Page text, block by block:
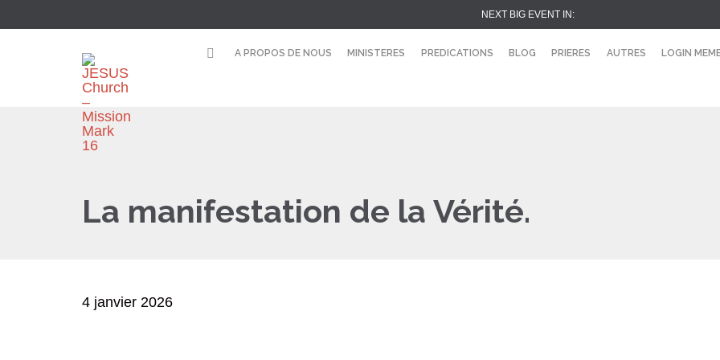
NEXT BIG EVENT IN:
A PROPOS DE NOUS MINISTERES PREDICATIONS BLOG PRIERES AUTRES LOGIN
La manifestation de la Vérité.
4 janvier 2026